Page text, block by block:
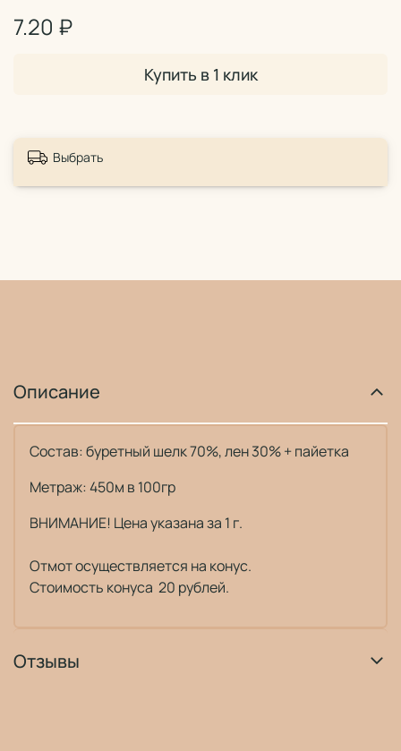
7.20 ₽
Купить в 1 клик
Выбрать
Описание
Состав: буретный шелк 70%, лен 30% + пайетка
Метраж: 450м в 100гр
ВНИМАНИЕ! Цена указана за 1 г.
Отмот осуществляется на конус.
Стоимость конуса 20 рублей.
Отзывы